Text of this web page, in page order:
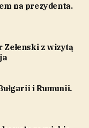
na prezydenta.
Zełenski z wizytą
i Rumunii.